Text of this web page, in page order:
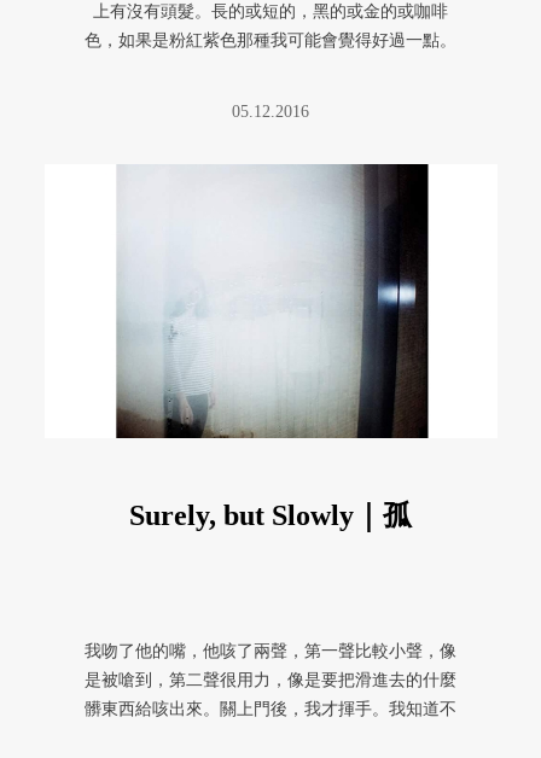
上有沒有頭髮。長的或短的，黑的或金的或咖啡
色，如果是粉紅紫色那種我可能會覺得好過一點。
05.12.2016
Surely, but Slowly｜孤
我吻了他的嘴，他咳了兩聲，第一聲比較小聲，像
是被嗆到，第二聲很用力，像是要把滑進去的什麼
髒東西給咳出來。關上門後，我才揮手。我知道不